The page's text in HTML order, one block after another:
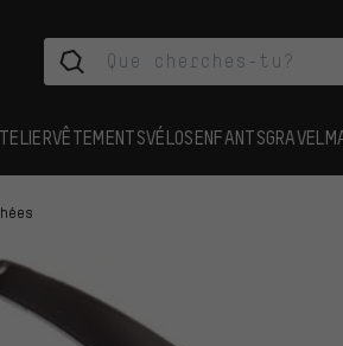
VÊTEMENTSVÉLOSENFANTSGRAVEL